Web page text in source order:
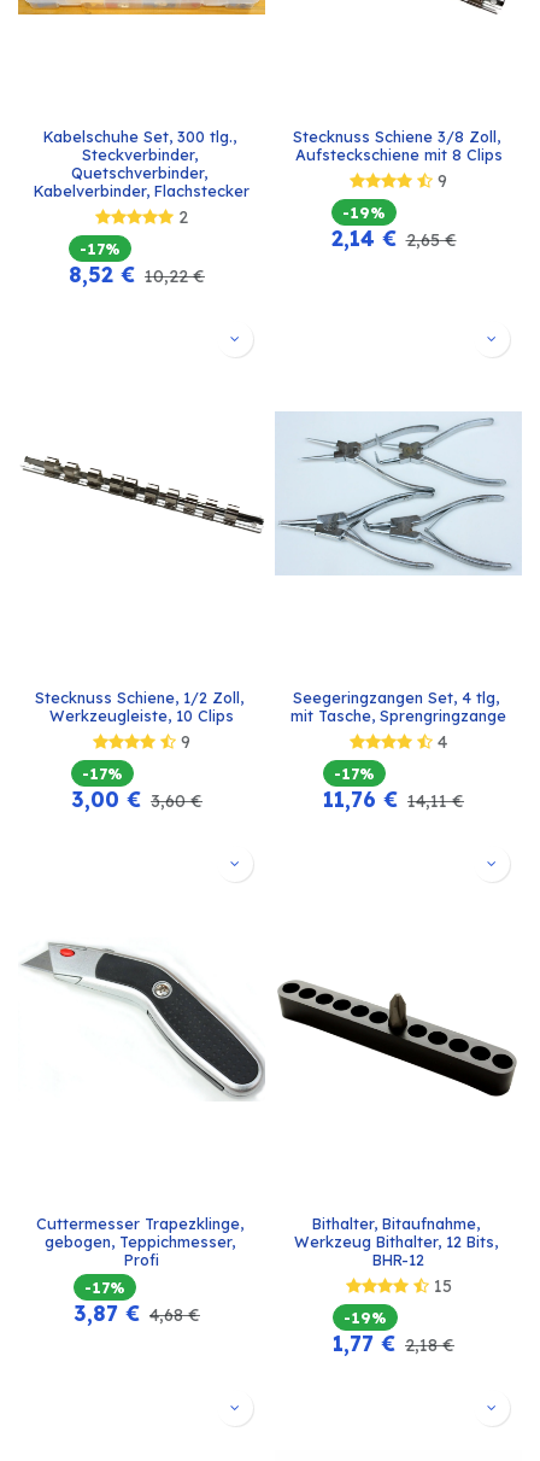
Kabelschuhe Set, 300 tlg.,
Steckverbinder,
Quetschverbinder,
Kabelverbinder, Flachstecker
2
-17%
8,52 € 10,22€
Stecknuss Schiene 3/8 Zoll,
Aufsteckschiene mit 8 Clips
9
-19%
2,14 € 2,65€
Stecknuss Schiene, 1/2 Zoll,
Werkzeugleiste, 10 Clips
9
-17%
3,00 € 3,60€
Seegeringzangen Set, 4 tlg,
mit Tasche, Sprengringzange
4
-17%
11,76 € 14,11€
Cuttermesser Trapezklinge,
gebogen, Teppichmesser,
Profi
-17%
3,87 € 4,68€
Bithalter, Bitaufnahme,
Werkzeug Bithalter, 12 Bits,
BHR-12
15
-19%
1,77 € 2,18€